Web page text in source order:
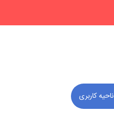
ناحیه کاربری